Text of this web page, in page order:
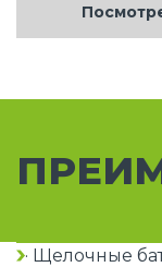
· Щелочные